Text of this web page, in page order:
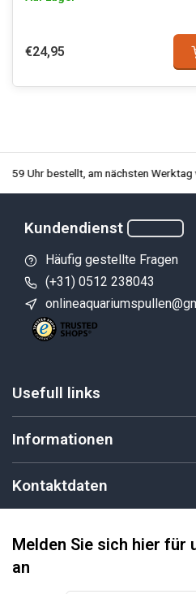
€24,95
Uhr bestellt, am nächsten Werktag
Kundendienst
Häufig gestellte Fragen
(+31) 0512 238043
Usefull links
Informationen
Kontaktdaten
Melden Sie sich hier für
an